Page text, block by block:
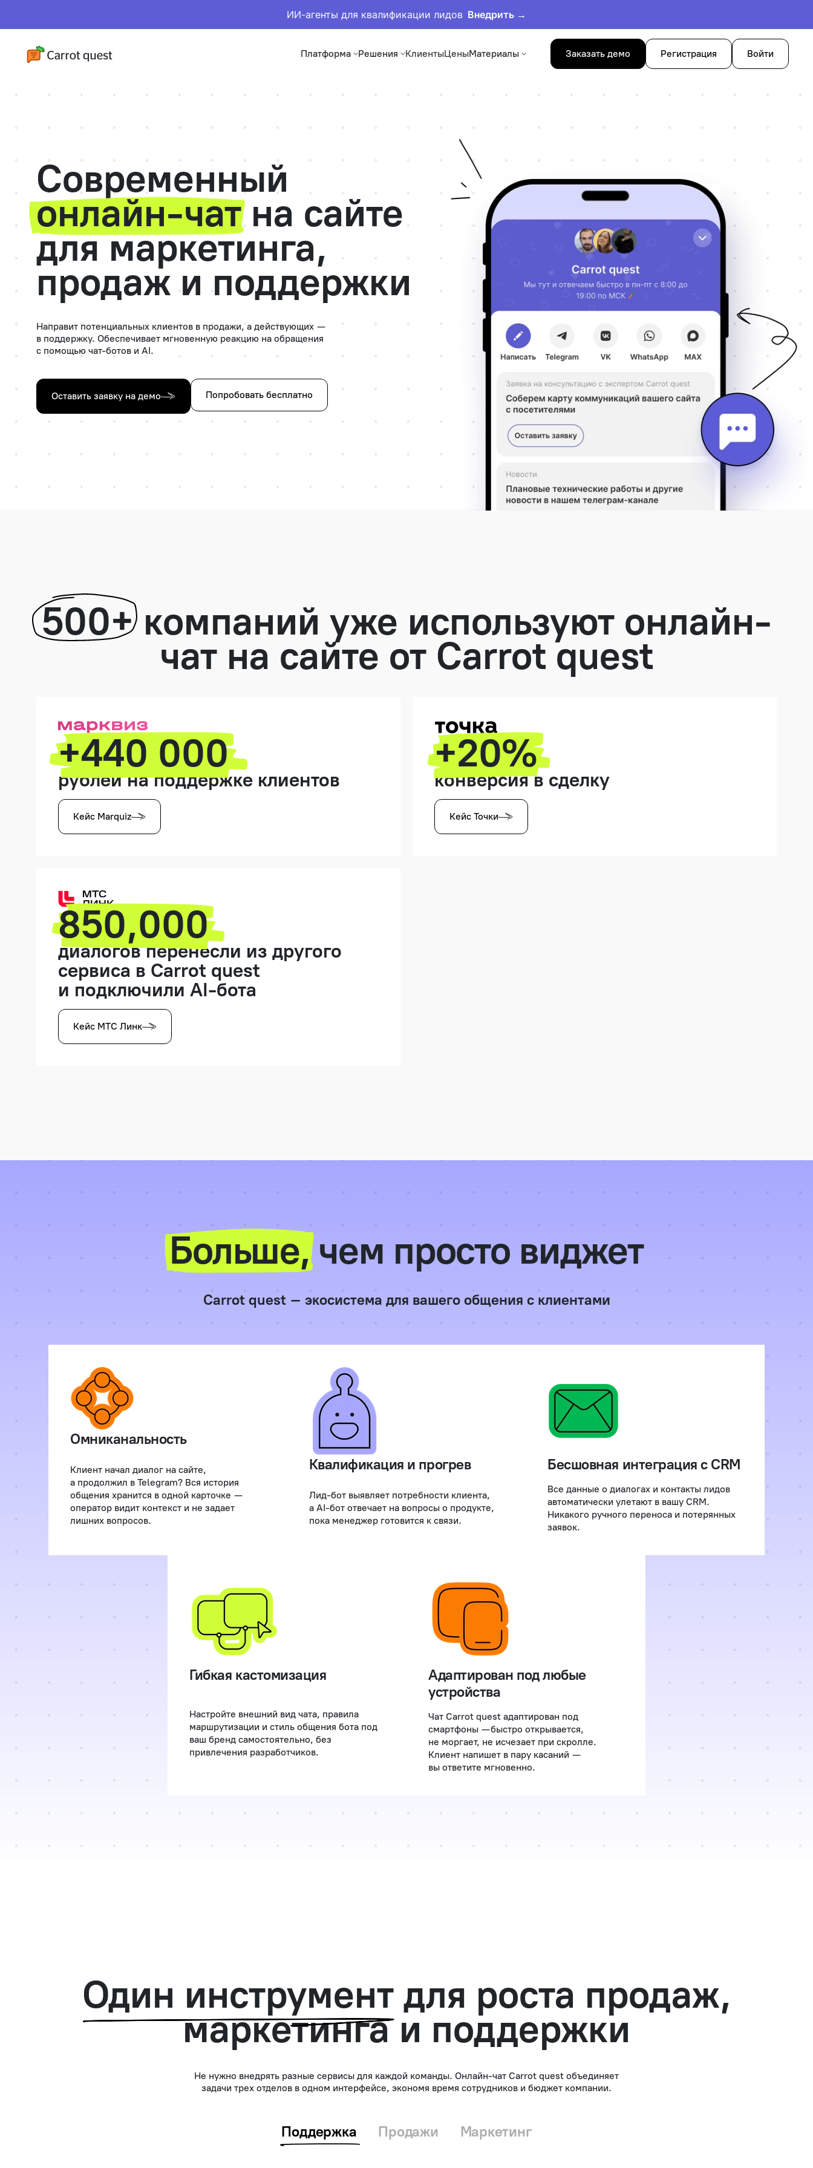
ИИ-агенты для квалификации лидов Внедрить →
Платформа Решения КлиентыЦеныМатериалы Заказать демо Регистрация Войти
Современный
онлайн-чат на сайте
для маркетинга,
продаж и поддержки
Направит потенциальных клиентов в продажи, а действующих —
в поддержку. Обеспечивает мгновенную реакцию на обращения
с помощью чат-ботов и AI.
Оставить заявку на демо Попробовать бесплатно
500+ компаний уже используют онлайн-
чат на сайте от Carrot quest
+440 000
рублей на поддержке клиентов
Кейс Marquiz
+20%
конверсия в сделку
Кейс Точки
850,000
диалогов перенесли из другого
сервиса в Carrot quest
и подключили AI-бота
Кейс МТС Линк
Больше, чем просто виджет
Carrot quest – экосистема для вашего общения с клиентами
Омниканальность
Клиент начал диалог на сайте,
а продолжил в Telegram? Вся история
общения хранится в одной карточке —
оператор видит контекст и не задает
лишних вопросов.
Квалификация и прогрев
Лид-бот выявляет потребности клиента,
а AI-бот отвечает на вопросы о продукте,
пока менеджер готовится к связи.
Бесшовная интеграция с CRM
Все данные о диалогах и контакты лидов
автоматически улетают в вашу CRM.
Никакого ручного переноса и потерянных
заявок.
Гибкая кастомизация
Настройте внешний вид чата, правила
маршрутизации и стиль общения бота под
ваш бренд самостоятельно, без
привлечения разработчиков.
Адаптирован под любые
устройства
Чат Carrot quest адаптирован под
смартфоны — быстро открывается,
не моргает, не исчезает при скролле.
Клиент напишет в пару касаний —
вы ответите мгновенно.
Один инструмент для роста продаж,
маркетинга и поддержки
Не нужно внедрять разные сервисы для каждой команды. Онлайн-чат Carrot quest объединяет
задачи трех отделов в одном интерфейсе, экономя время сотрудников и бюджет компании.
Поддержка Продажи Маркетинг